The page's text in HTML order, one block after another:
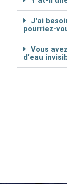
J'ai
pourriez-
Vous
d'eau